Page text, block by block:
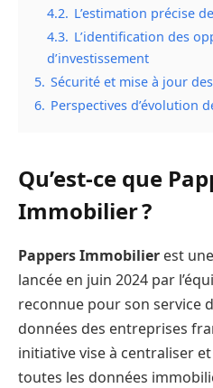
4.2. L’estimation précise
4.3. L’identification des
d’investissement
5. Sécurité et mise à jour
6. Perspectives d’évolution
Qu’est-ce que
Immobilier ?
Pappers Immobilier est
lancée en juin 2024 par
reconnue pour son service
données des entreprises
initiative vise à centraliser
toutes les données